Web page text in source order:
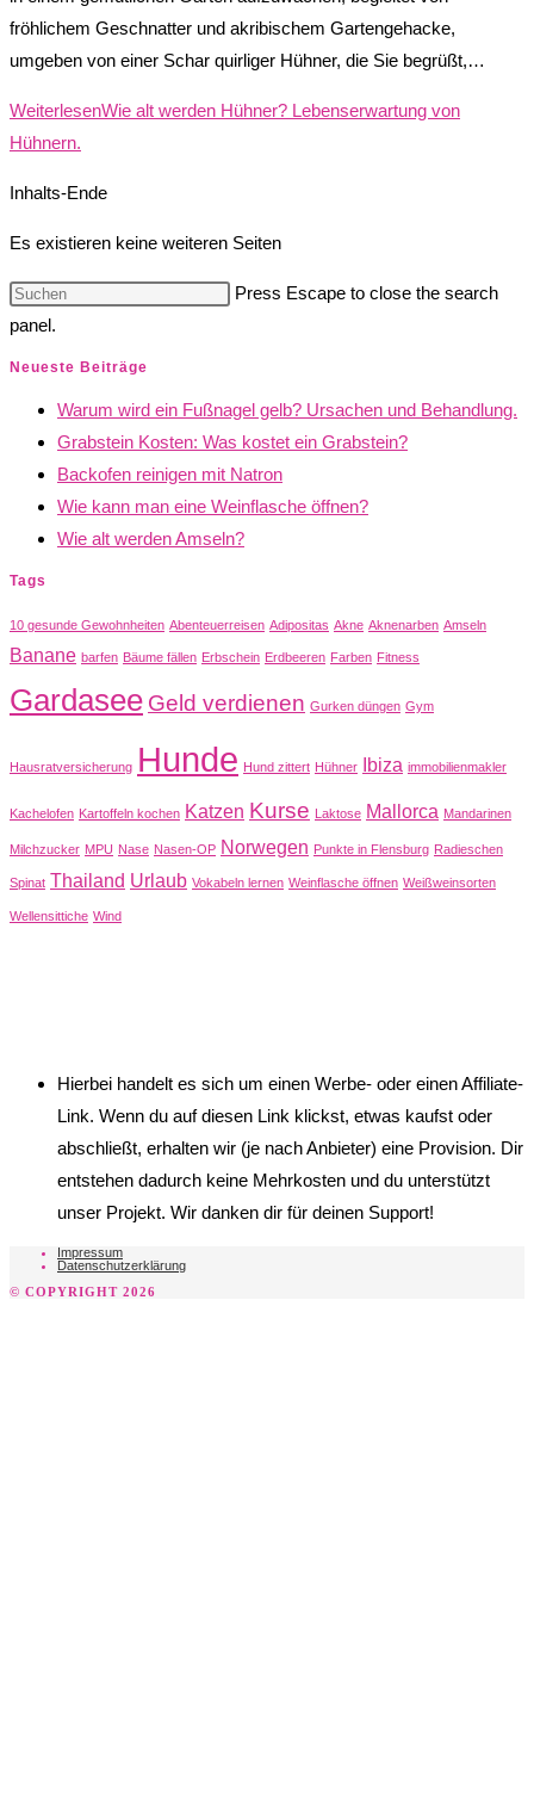
fröhlichem Geschnatter und akribischem Gartengehacke,
umgeben von einer Schar quirliger Hühner, die Sie begrüßt,…
WeiterlesenWie alt werden Hühner? Lebenserwartung von
Hühnern.
Inhalts-Ende
Es existieren keine weiteren Seiten
Press Escape to close the search
panel.
Neueste Beiträge
Warum wird ein Fußnagel gelb? Ursachen und Behandlung.
Grabstein Kosten: Was kostet ein Grabstein?
Backofen reinigen mit Natron
Wie kann man eine Weinflasche öffnen?
Wie alt werden Amseln?
Tags
10 gesunde Gewohnheiten Abenteuerreisen Adipositas Akne Aknenarben Amseln
Banane barfen Bäume fällen Erbschein Erdbeeren Farben Fitness
Gardasee Geld verdienen Gurken düngen Gym
Hausratversicherung Hunde Hund zittert Hühner Ibiza immobilienmakler
Kachelofen Kartoffeln kochen Katzen Kurse Laktose Mallorca Mandarinen
Milchzucker MPU Nase Nasen-OP Norwegen Punkte in Flensburg Radieschen
Spinat Thailand Urlaub Vokabeln lernen Weinflasche öffnen Weißweinsorten
Wellensittiche Wind
Hierbei handelt es sich um einen Werbe- oder einen Affiliate-
Link. Wenn du auf diesen Link klickst, etwas kaufst oder
abschließt, erhalten wir (je nach Anbieter) eine Provision. Dir
entstehen dadurch keine Mehrkosten und du unterstützt
unser Projekt. Wir danken dir für deinen Support!
Impressum
Datenschutzerklärung
© COPYRIGHT 2026